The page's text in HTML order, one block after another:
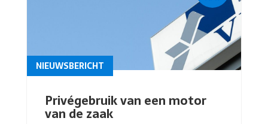
Privégebruik van een motor
van de zaak
NIEUWSBERICHT